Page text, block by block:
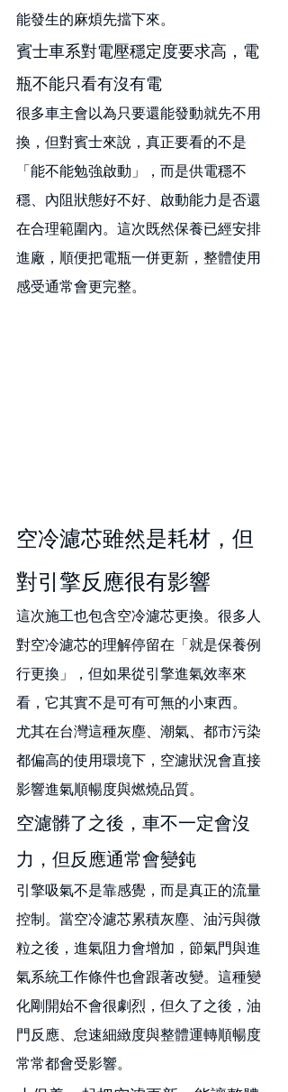
能發生的麻煩先擋下來。
賓士車系對電壓穩定度要求高，電
瓶不能只看有沒有電
很多車主會以為只要還能發動就先不用
換，但對賓士來說，真正要看的不是
「能不能勉強啟動」，而是供電穩不
穩、內阻狀態好不好、啟動能力是否還
在合理範圍內。這次既然保養已經安排
進廠，順便把電瓶一併更新，整體使用
感受通常會更完整。
空冷濾芯雖然是耗材，但
對引擎反應很有影響
這次施工也包含空冷濾芯更換。很多人
對空冷濾芯的理解停留在「就是保養例
行更換」，但如果從引擎進氣效率來
看，它其實不是可有可無的小東西。
尤其在台灣這種灰塵、潮氣、都市污染
都偏高的使用環境下，空濾狀況會直接
影響進氣順暢度與燃燒品質。
空濾髒了之後，車不一定會沒
力，但反應通常會變鈍
引擎吸氣不是靠感覺，而是真正的流量
控制。當空冷濾芯累積灰塵、油污與微
粒之後，進氣阻力會增加，節氣門與進
氣系統工作條件也會跟著改變。這種變
化剛開始不會很劇烈，但久了之後，油
門反應、怠速細緻度與整體運轉順暢度
常常都會受影響。